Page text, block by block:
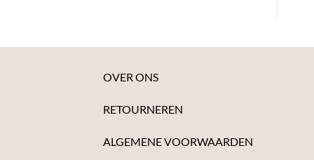
OVER ONS
RETOURNEREN
ALGEMENE VOORWAARDEN